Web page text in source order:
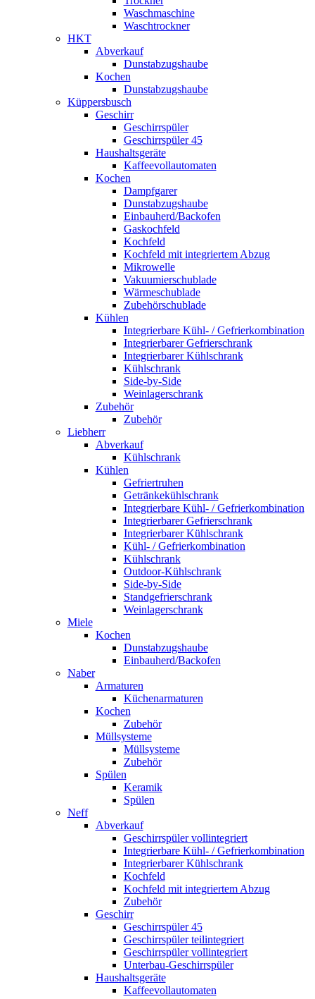
Waschmaschine
Waschtrockner
HKT
Abverkauf
Dunstabzugshaube
Kochen
Dunstabzugshaube
Küppersbusch
Geschirr
Geschirrspüler
Geschirrspüler 45
Haushaltsgeräte
Kaffeevollautomaten
Kochen
Dampfgarer
Dunstabzugshaube
Einbauherd/Backofen
Gaskochfeld
Kochfeld
Kochfeld mit integriertem Abzug
Mikrowelle
Vakuumierschublade
Wärmeschublade
Zubehörschublade
Kühlen
Integrierbare Kühl- / Gefrierkombination
Integrierbarer Gefrierschrank
Integrierbarer Kühlschrank
Kühlschrank
Side-by-Side
Weinlagerschrank
Zubehör
Zubehör
Liebherr
Abverkauf
Kühlschrank
Kühlen
Gefriertruhen
Getränkekühlschrank
Integrierbare Kühl- / Gefrierkombination
Integrierbarer Gefrierschrank
Integrierbarer Kühlschrank
Kühl- / Gefrierkombination
Kühlschrank
Outdoor-Kühlschrank
Side-by-Side
Standgefrierschrank
Weinlagerschrank
Miele
Kochen
Dunstabzugshaube
Einbauherd/Backofen
Naber
Armaturen
Küchenarmaturen
Kochen
Zubehör
Müllsysteme
Müllsysteme
Zubehör
Spülen
Keramik
Spülen
Neff
Abverkauf
Geschirrspüler vollintegriert
Integrierbare Kühl- / Gefrierkombination
Integrierbarer Kühlschrank
Kochfeld
Kochfeld mit integriertem Abzug
Zubehör
Geschirr
Geschirrspüler 45
Geschirrspüler teilintegriert
Geschirrspüler vollintegriert
Unterbau-Geschirrspüler
Haushaltsgeräte
Kaffeevollautomaten